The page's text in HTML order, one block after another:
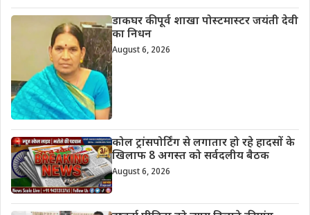
डाकघर की पूर्व शाखा पोस्टमास्टर जयंती देवी
का निधन
August 6, 2026
कोल ट्रांसपोर्टिंग से लगातार हो रहे हादसों के
खिलाफ 8 अगस्त को सर्वदलीय बैठक
August 6, 2026